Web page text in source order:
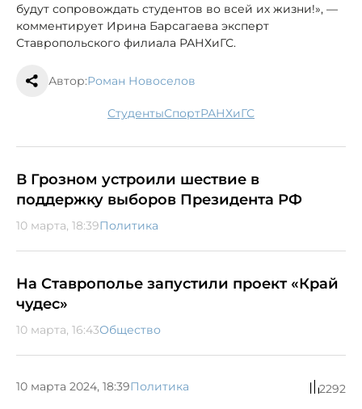
будут сопровождать студентов во всей их жизни!», —
комментирует Ирина Барсагаева эксперт
Ставропольского филиала РАНХиГС.
Автор:Роман Новоселов
студенты спорт РАНХиГС
В Грозном устроили шествие в
поддержку выборов Президента РФ
10 марта, 18:39Политика
На Ставрополье запустили проект «Край
чудес»
10 марта, 16:43Общество
10 марта 2024, 18:39Политика 2292